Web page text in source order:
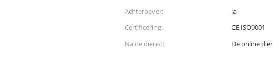
Achterbever:
ja
Certificering:
CE,ISO9001
Na de dienst: De online